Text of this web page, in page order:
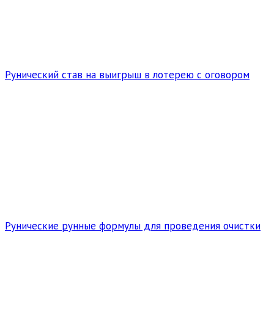
Рунический став на выигрыш в лотерею с оговором
Рунические рунные формулы для проведения очистки